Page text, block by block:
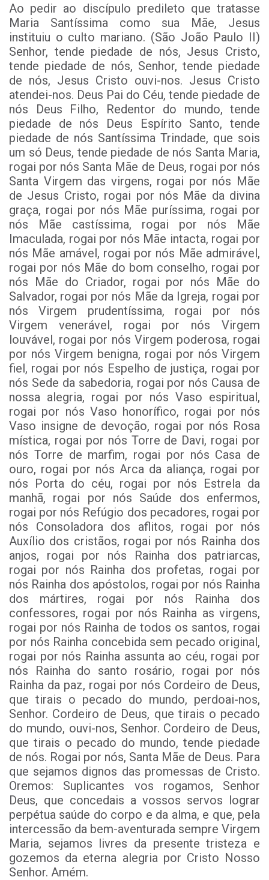
Ao pedir ao discípulo predileto que tratasse
Maria Santíssima como sua Mãe, Jesus
instituiu o culto mariano. (São João Paulo II)
Senhor, tende piedade de nós, Jesus Cristo,
tende piedade de nós, Senhor, tende piedade
de nós, Jesus Cristo ouvi-nos. Jesus Cristo
atendei-nos. Deus Pai do Céu, tende piedade de
nós Deus Filho, Redentor do mundo, tende
piedade de nós Deus Espírito Santo, tende
piedade de nós Santíssima Trindade, que sois
um só Deus, tende piedade de nós Santa Maria,
rogai por nós Santa Mãe de Deus, rogai por nós
Santa Virgem das virgens, rogai por nós Mãe
de Jesus Cristo, rogai por nós Mãe da divina
graça, rogai por nós Mãe puríssima, rogai por
nós Mãe castíssima, rogai por nós Mãe
Imaculada, rogai por nós Mãe intacta, rogai por
nós Mãe amável, rogai por nós Mãe admirável,
rogai por nós Mãe do bom conselho, rogai por
nós Mãe do Criador, rogai por nós Mãe do
Salvador, rogai por nós Mãe da Igreja, rogai por
nós Virgem prudentíssima, rogai por nós
Virgem venerável, rogai por nós Virgem
louvável, rogai por nós Virgem poderosa, rogai
por nós Virgem benigna, rogai por nós Virgem
fiel, rogai por nós Espelho de justiça, rogai por
nós Sede da sabedoria, rogai por nós Causa de
nossa alegria, rogai por nós Vaso espiritual,
rogai por nós Vaso honorífico, rogai por nós
Vaso insigne de devoção, rogai por nós Rosa
mística, rogai por nós Torre de Davi, rogai por
nós Torre de marfim, rogai por nós Casa de
ouro, rogai por nós Arca da aliança, rogai por
nós Porta do céu, rogai por nós Estrela da
manhã, rogai por nós Saúde dos enfermos,
rogai por nós Refúgio dos pecadores, rogai por
nós Consoladora dos aflitos, rogai por nós
Auxílio dos cristãos, rogai por nós Rainha dos
anjos, rogai por nós Rainha dos patriarcas,
rogai por nós Rainha dos profetas, rogai por
nós Rainha dos apóstolos, rogai por nós Rainha
dos mártires, rogai por nós Rainha dos
confessores, rogai por nós Rainha as virgens,
rogai por nós Rainha de todos os santos, rogai
por nós Rainha concebida sem pecado original,
rogai por nós Rainha assunta ao céu, rogai por
nós Rainha do santo rosário, rogai por nós
Rainha da paz, rogai por nós Cordeiro de Deus,
que tirais o pecado do mundo, perdoai-nos,
Senhor. Cordeiro de Deus, que tirais o pecado
do mundo, ouvi-nos, Senhor. Cordeiro de Deus,
que tirais o pecado do mundo, tende piedade
de nós. Rogai por nós, Santa Mãe de Deus. Para
que sejamos dignos das promessas de Cristo.
Oremos: Suplicantes vos rogamos, Senhor
Deus, que concedais a vossos servos lograr
perpétua saúde do corpo e da alma, e que, pela
intercessão da bem-aventurada sempre Virgem
Maria, sejamos livres da presente tristeza e
gozemos da eterna alegria por Cristo Nosso
Senhor. Amém.